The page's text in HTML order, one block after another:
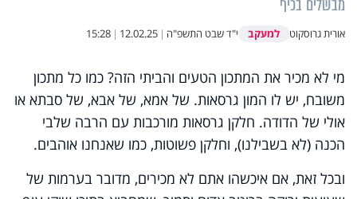
מבשלים בכיף
אורית גרוסקוט למעקב י"ד שבט התשפ"ה |
12.02.25
|
15:28
מי לא מכיר את המתכון הטעים והביתי הזה? כמו כל מתכון
משובח, יש לו המון גרסאות. של אמא, של אבא, של סבתא או
אולי של הדודה. חלקן גרסאות מורכבות עם הרבה שלבי
הכנה (לא בשבילנו), וחלקן פשוטות, כמו שאנחנו אוהבים.
ובכל זאת, אם איכשהו אתם לא מכירים, מדובר בערמות של